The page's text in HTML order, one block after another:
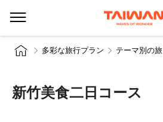
多彩な旅行プラン テーマ別の旅
新竹美食二日コース